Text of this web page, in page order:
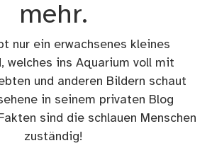
mehr.
nur ein erwachsenes kleines
welches ins Aquarium voll mit
und anderen Bildern schaut
in seinem privaten Blog
sind die schlauen Menschen
zuständig!